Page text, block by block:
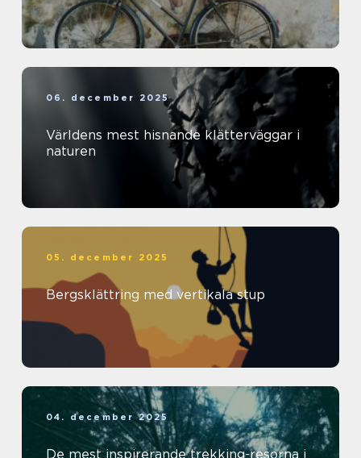
06. december 2025
Världens mest hisnande klätterväggar i
naturen
05. december 2025
Bergsklättring med vertikala stup
04. december 2025
De mest inspirerande trekking-resorna i